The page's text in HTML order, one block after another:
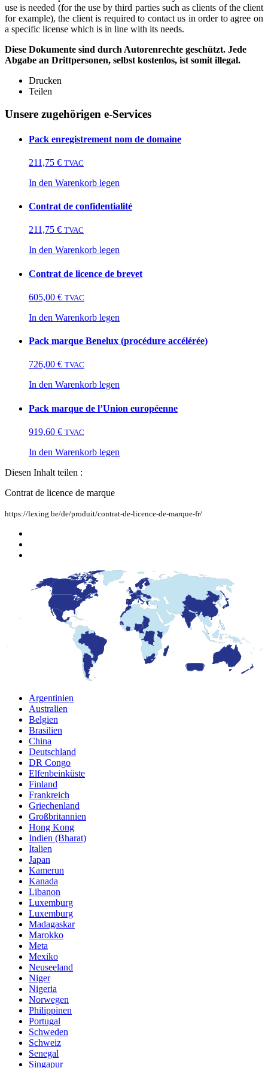
use is needed (for the use by third parties such as clients of the client
for example), the client is required to contact us in order to agree on
a specific license which is in line with its needs.
Diese Dokumente sind durch Autorenrechte geschützt. Jede
Abgabe an Drittpersonen, selbst kostenlos, ist somit illegal.
Drucken
Teilen
Unsere zugehörigen e-Services
Pack enregistrement nom de domaine
211,75 € TVAC
In den Warenkorb legen
Contrat de confidentialité
211,75 € TVAC
In den Warenkorb legen
Contrat de licence de brevet
605,00 € TVAC
In den Warenkorb legen
Pack marque Benelux (procédure accélérée)
726,00 € TVAC
In den Warenkorb legen
Pack marque de l’Union européenne
919,60 € TVAC
In den Warenkorb legen
Diesen Inhalt teilen :
Contrat de licence de marque
https://lexing.be/de/produit/contrat-de-licence-de-marque-fr/
Argentinien
Australien
Belgien
Brasilien
China
Deutschland
DR Congo
Elfenbeinküste
Finland
Frankreich
Griechenland
Großbritannien
Hong Kong
Indien (Bharat)
Italien
Japan
Kamerun
Kanada
Libanon
Luxemburg
Luxemburg
Madagaskar
Marokko
Meta
Mexiko
Neuseeland
Niger
Nigeria
Norwegen
Philippinen
Portugal
Schweden
Schweiz
Senegal
Singapur